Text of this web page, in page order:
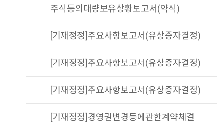
주식등의대량보유상황보고서(약식)
[기재정정]주요사항보고서(유상증자결정)
[기재정정]주요사항보고서(유상증자결정)
[기재정정]주요사항보고서(유상증자결정)
[기재정정]경영권변경등에관한계약체결